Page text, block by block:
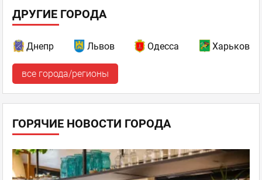
ДРУГИЕ ГОРОДА
Днепр Львов Одесса Харьков
все города/регионы
ГОРЯЧИЕ НОВОСТИ ГОРОДА